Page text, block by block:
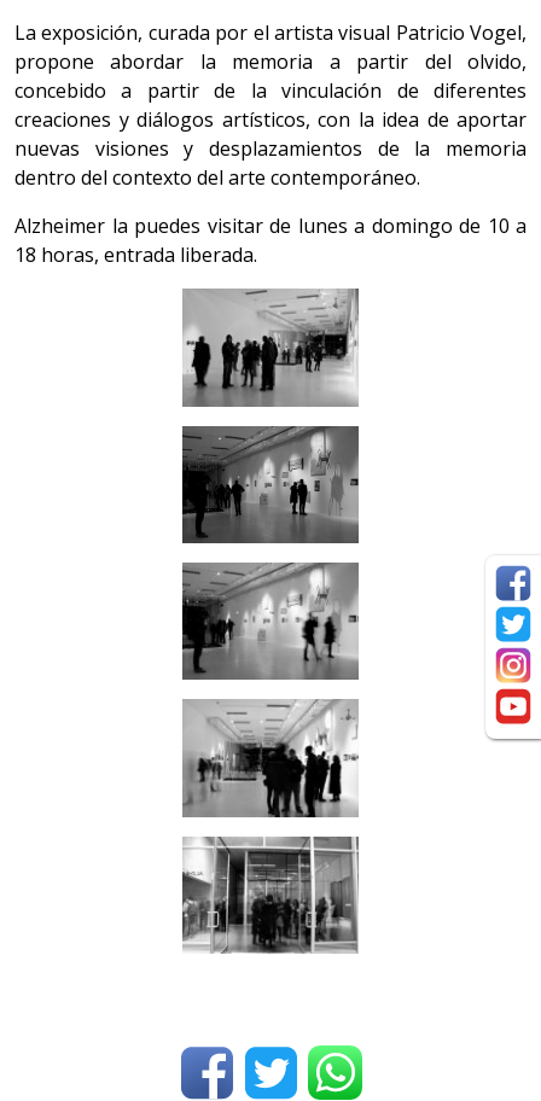
La exposición, curada por el artista visual Patricio Vogel,
propone abordar la memoria a partir del olvido,
concebido a partir de la vinculación de diferentes
creaciones y diálogos artísticos, con la idea de aportar
nuevas visiones y desplazamientos de la memoria
dentro del contexto del arte contemporáneo.
Alzheimer la puedes visitar de lunes a domingo de 10 a
18 horas, entrada liberada.